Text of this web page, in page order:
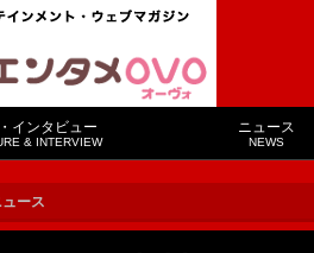
インタビュー
& INTERVIEW
ニュース
NEWS
ュース